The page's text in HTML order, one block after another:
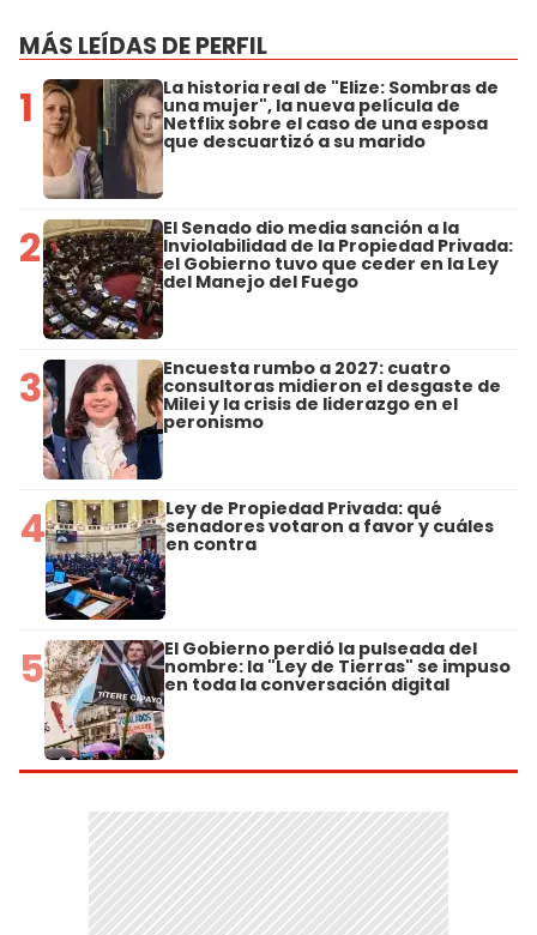
MÁS LEÍDAS DE PERFIL
1 La historia real de "Elize: Sombras de
una mujer", la nueva película de
Netflix sobre el caso de una esposa
que descuartizó a su marido
2 El Senado dio media sanción a la
Inviolabilidad de la Propiedad Privada:
el Gobierno tuvo que ceder en la Ley
del Manejo del Fuego
3 Encuesta rumbo a 2027: cuatro
consultoras midieron el desgaste de
Milei y la crisis de liderazgo en el
peronismo
4 Ley de Propiedad Privada: qué
senadores votaron a favor y cuáles
en contra
5 El Gobierno perdió la pulseada del
nombre: la "Ley de Tierras" se impuso
en toda la conversación digital